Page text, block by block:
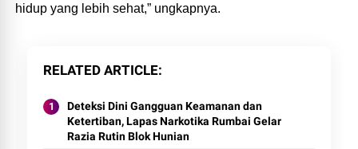
hidup yang lebih sehat,” ungkapnya.
RELATED ARTICLE
Deteksi Dini Gangguan Keamanan dan
Ketertiban, Lapas Narkotika Rumbai Gelar
Razia Rutin Blok Hunian